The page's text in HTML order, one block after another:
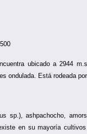
ubicado a 2944
ondulada. Está rodeada
sp.), ashpachocho,
en su mayoría